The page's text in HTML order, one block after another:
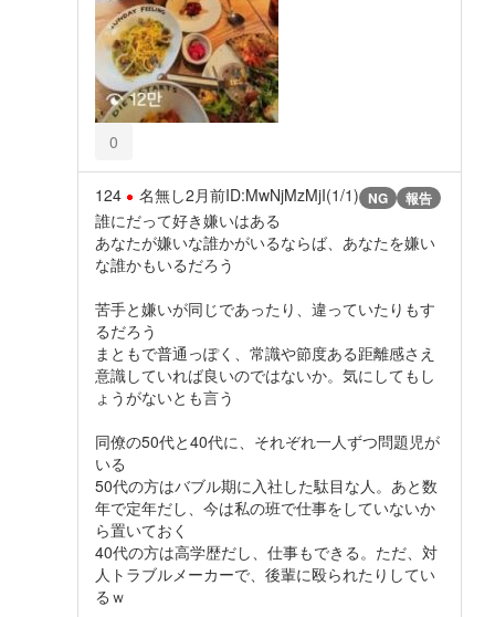
0
124 名無し2月前ID:MwNjMzMjI(1/1) NG 報告
誰にだって好き嫌いはある
あなたが嫌いな誰かがいるならば、あなたを嫌い
な誰かもいるだろう
苦手と嫌いが同じであったり、違っていたりもす
るだろう
まともで普通っぽく、常識や節度ある距離感さえ
意識していれば良いのではないか。気にしてもし
ょうがないとも言う
同僚の50代と40代に、それぞれ一人ずつ問題児が
いる
50代の方はバブル期に入社した駄目な人。あと数
年で定年だし、今は私の班で仕事をしていないか
ら置いておく
40代の方は高学歴だし、仕事もできる。ただ、対
人トラブルメーカーで、後輩に殴られたりしてい
るｗ